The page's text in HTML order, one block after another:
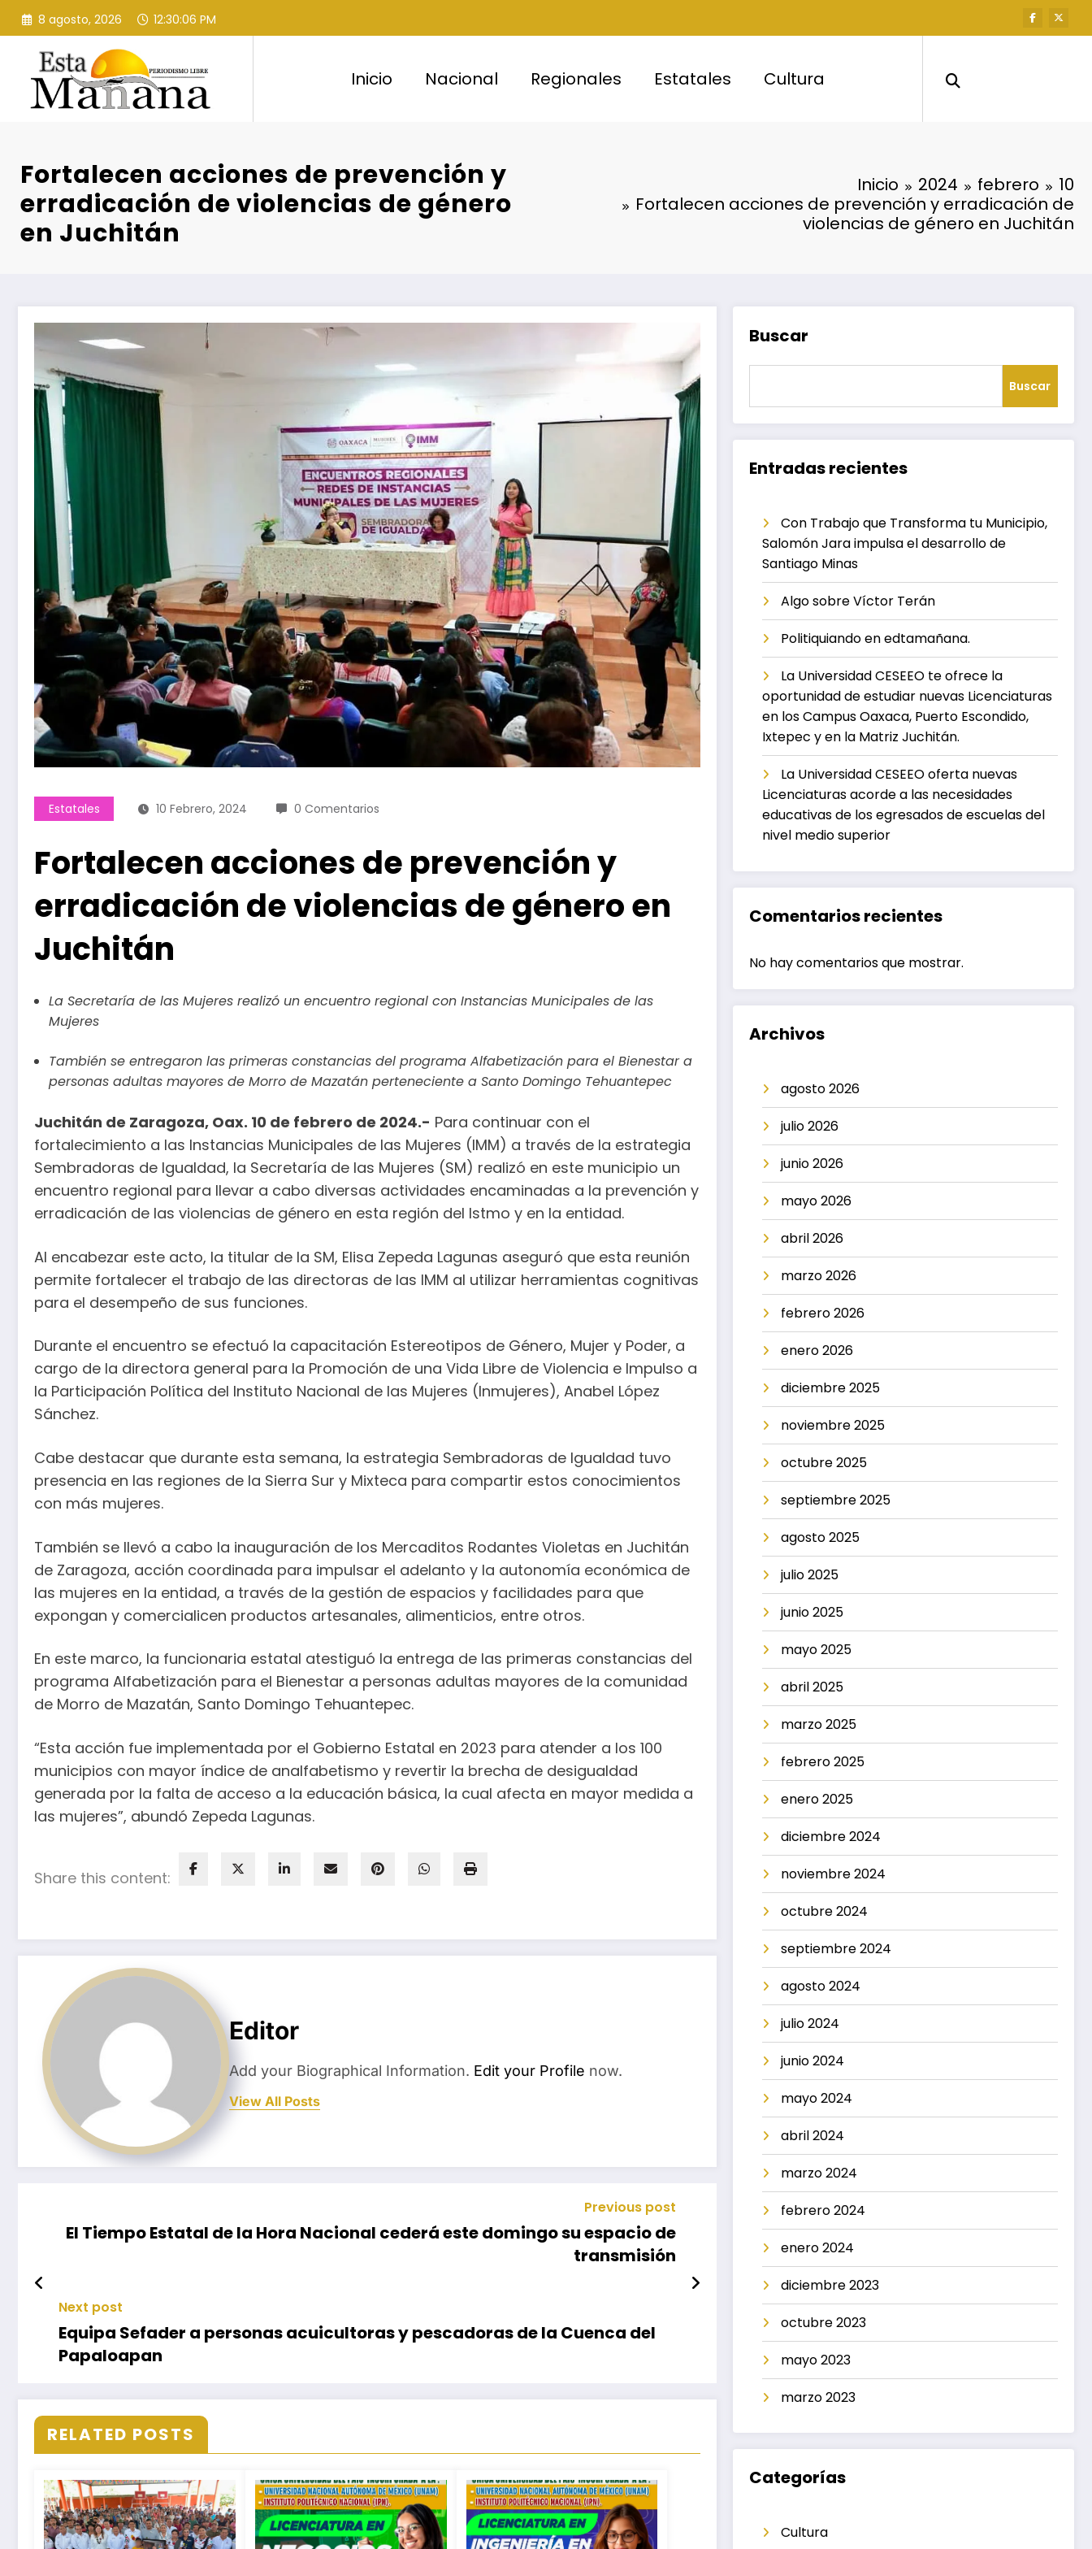
Saltar
contenido
8 agosto, 2026 12:30:07 PM
Inicio Nacional Regionales Estatales Cultura
Fortalecen acciones de prevención y
erradicación de violencias de género
en Juchitán
Inicio 2024 febrero
10
Fortalecen acciones de prevención y erradicación de
violencias de género en Juchitán
Estatales 10 Febrero, 2024 0 Comentarios
Fortalecen acciones de prevención y
erradicación de violencias de género en
Juchitán
La Secretaría de las Mujeres realizó un encuentro regional con Instancias Municipales de las
Mujeres
También se entregaron las primeras constancias del programa Alfabetización para el Bienestar a
personas adultas mayores de Morro de Mazatán perteneciente a Santo Domingo Tehuantepec
Juchitán de Zaragoza, Oax. 10 de febrero de 2024.- Para continuar con el
fortalecimiento a las Instancias Municipales de las Mujeres (IMM) a través de la estrategia
Sembradoras de Igualdad, la Secretaría de las Mujeres (SM) realizó en este municipio un
encuentro regional para llevar a cabo diversas actividades encaminadas a la prevención y
erradicación de las violencias de género en esta región del Istmo y en la entidad.
Al encabezar este acto, la titular de la SM, Elisa Zepeda Lagunas aseguró que esta reunión
permite fortalecer el trabajo de las directoras de las IMM al utilizar herramientas cognitivas
para el desempeño de sus funciones.
Durante el encuentro se efectuó la capacitación Estereotipos de Género, Mujer y Poder, a
cargo de la directora general para la Promoción de una Vida Libre de Violencia e Impulso a
la Participación Política del Instituto Nacional de las Mujeres (Inmujeres), Anabel López
Sánchez.
Cabe destacar que durante esta semana, la estrategia Sembradoras de Igualdad tuvo
presencia en las regiones de la Sierra Sur y Mixteca para compartir estos conocimientos
con más mujeres.
También se llevó a cabo la inauguración de los Mercaditos Rodantes Violetas en Juchitán
de Zaragoza, acción coordinada para impulsar el adelanto y la autonomía económica de
las mujeres en la entidad, a través de la gestión de espacios y facilidades para que
expongan y comercialicen productos artesanales, alimenticios, entre otros.
En este marco, la funcionaria estatal atestiguó la entrega de las primeras constancias del
programa Alfabetización para el Bienestar a personas adultas mayores de la comunidad
de Morro de Mazatán, Santo Domingo Tehuantepec.
“Esta acción fue implementada por el Gobierno Estatal en 2023 para atender a los 100
municipios con mayor índice de analfabetismo y revertir la brecha de desigualdad
generada por la falta de acceso a la educación básica, la cual afecta en mayor medida a
las mujeres”, abundó Zepeda Lagunas.
Share this content:
Editor
Add your Biographical Information. Edit your Profile now.
View All Posts
Previous post
El Tiempo Estatal de la Hora Nacional cederá este domingo su espacio de
transmisión
Next post
Equipa Sefader a personas acuicultoras y pescadoras de la Cuenca del
Papaloapan
RELATED POSTS
Buscar
Buscar
Entradas recientes
Con Trabajo que Transforma tu Municipio,
Salomón Jara impulsa el desarrollo de
Santiago Minas
Algo sobre Víctor Terán
Politiquiando en edtamañana.
La Universidad CESEEO te ofrece la
oportunidad de estudiar nuevas Licenciaturas
en los Campus Oaxaca, Puerto Escondido,
Ixtepec y en la Matriz Juchitán.
La Universidad CESEEO oferta nuevas
Licenciaturas acorde a las necesidades
educativas de los egresados de escuelas del
nivel medio superior
Comentarios recientes
No hay comentarios que mostrar.
Archivos
agosto 2026
julio 2026
junio 2026
mayo 2026
abril 2026
marzo 2026
febrero 2026
enero 2026
diciembre 2025
noviembre 2025
octubre 2025
septiembre 2025
agosto 2025
julio 2025
junio 2025
mayo 2025
abril 2025
marzo 2025
febrero 2025
enero 2025
diciembre 2024
noviembre 2024
octubre 2024
septiembre 2024
agosto 2024
julio 2024
junio 2024
mayo 2024
abril 2024
marzo 2024
febrero 2024
enero 2024
diciembre 2023
octubre 2023
mayo 2023
marzo 2023
Categorías
Cultura